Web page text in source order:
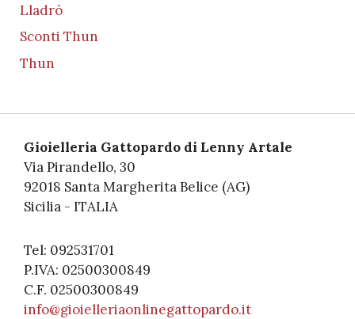
Lladrò
Sconti Thun
Thun
Gioielleria Gattopardo di Lenny Artale
Via Pirandello, 30
92018 Santa Margherita Belice (AG)
Sicilia - ITALIA
Tel: 092531701
P.IVA: 02500300849
C.F. 02500300849
info@gioielleriaonlinegattopardo.it